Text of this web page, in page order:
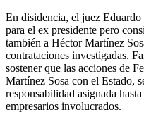
En disidencia, el juez
para el ex presidente pero
también a Héctor Martínez
contrataciones investigadas.
sostener que las acciones de
Martínez Sosa con el Estado,
responsabilidad asignada
empresarios involucrados.